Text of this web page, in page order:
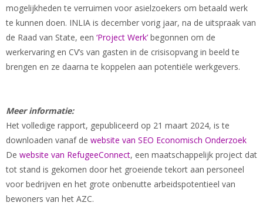
mogelijkheden te verruimen voor asielzoekers om betaald werk
te kunnen doen. INLIA is december vorig jaar, na de uitspraak van
de Raad van State, een ‘Project Werk’ begonnen om de
werkervaring en CV’s van gasten in de crisisopvang in beeld te
brengen en ze daarna te koppelen aan potentiële werkgevers.
Meer informatie:
Het volledige rapport, gepubliceerd op 21 maart 2024, is te
downloaden vanaf de website van SEO Economisch Onderzoek
De website van RefugeeConnect, een maatschappelijk project dat
tot stand is gekomen door het groeiende tekort aan personeel
voor bedrijven en het grote onbenutte arbeidspotentieel van
bewoners van het AZC.